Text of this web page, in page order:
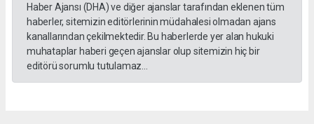
Haber Ajansı (DHA) ve diğer ajanslar tarafından eklenen tüm
haberler, sitemizin editörlerinin müdahalesi olmadan ajans
kanallarından çekilmektedir. Bu haberlerde yer alan hukuki
muhataplar haberi geçen ajanslar olup sitemizin hiç bir
editörü sorumlu tutulamaz...